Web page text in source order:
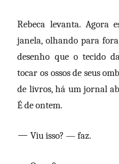
Rebeca levanta. Agora
janela, olhando para
desenho que o tecido
tocar os ossos de seus
de livros, há um jornal
É de ontem.
—Viu isso? — faz.